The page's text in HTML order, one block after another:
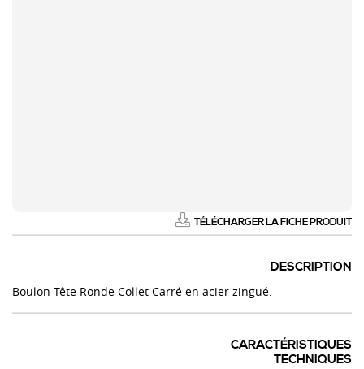
TÉLÉCHARGER LA FICHE PRODUIT
DESCRIPTION
Boulon Tête Ronde Collet Carré en acier zingué.
CARACTÉRISTIQUES
TECHNIQUES